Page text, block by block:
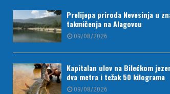
Prelijepa priroda Nevesinja u
takmičenja na Alagovcu
09/08/2026
Kapitalan ulov na Bilećkom
dva metra i težak 50 kilograma
09/08/2026